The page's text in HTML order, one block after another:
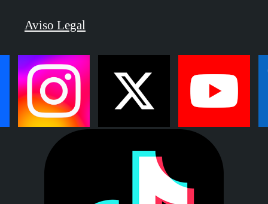
Aviso Legal